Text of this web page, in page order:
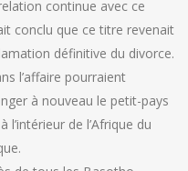
continue avec ce
conclu que ce titre revenait
définitive du divorce.
l’affaire pourraient
à nouveau le petit-pays
l’intérieur de l’Afrique du